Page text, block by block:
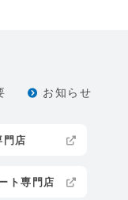
お知らせ
門店
ト専門店